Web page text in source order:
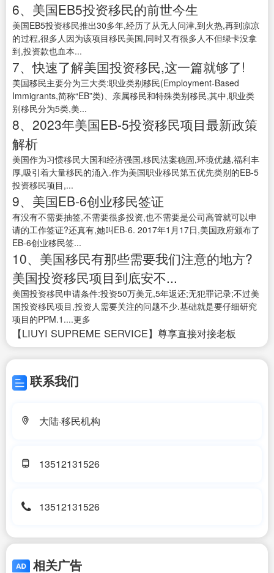
6、美国EB5投资移民的前世今生
美国EB5投资移民推出30多年,经历了从无人问津,到火热,再到凉凉
的过程,很多人因为该项目移民美国,同时又有很多人不但绿卡没拿
到,投资款也血本...
7、快速了解美国投资移民,这一篇就够了!
美国移民主要分为三大类:职业类别移民(Employment-Based
Immigrants,简称“EB”类)、亲属移民和特殊类别移民,其中,职业类
别移民分为5类,美...
8、2023年美国EB-5投资移民项目最新政策
解析
美国作为习惯移民大国和经济强国,移民法案稳固,环境优越,福利丰
厚,吸引着大量移民的涌入.作为美国职业移民第五优先类别的EB-5
投资移民项目,...
9、美国EB-6创业移民签证
有没有不需要抽签,不需要很多投资,也不需要是公司高管就可以申
请的工作签证?还真有,她叫EB-6. 2017年1月17日,美国政府颁布了
EB-6创业移民签...
10、美国移民有那些需要我们注意的地方?
美国投资移民项目到底安不...
美国投资移民申请条件:投资50万美元,5年返还;无犯罪记录;不过美
国投资移民项目,投资人需要关注的问题不少.基础就是要仔细研究
项目的PPM.1....更多
【LIUYI SUPREME SERVICE】尊享直接对接老板
联系我们
大陆·移民机构
13512131526
13512131526
相关广告